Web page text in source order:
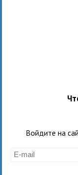
Войдите на